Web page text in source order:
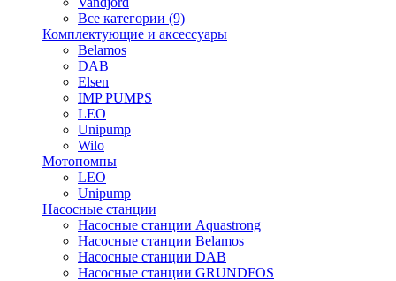
Все категории (9)
Комплектующие и аксессуары
Belamos
DAB
Elsen
IMP PUMPS
LEO
Unipump
Wilo
Мотопомпы
LEO
Unipump
Насосные станции
Насосные станции Aquastrong
Насосные станции Belamos
Насосные станции DAB
Насосные станции GRUNDFOS